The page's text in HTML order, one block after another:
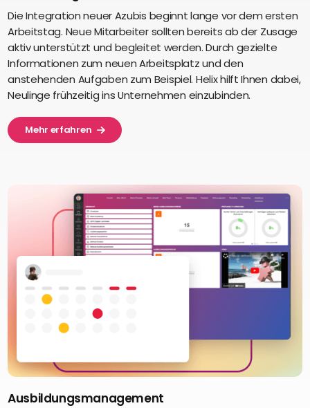
Die Integration neuer Azubis beginnt lange vor dem ersten
Arbeitstag. Neue Mitarbeiter sollten bereits ab der Zusage
aktiv unterstützt und begleitet werden. Durch gezielte
Informationen zum neuen Arbeitsplatz und den
anstehenden Aufgaben zum Beispiel. Helix hilft Ihnen dabei,
Neulinge frühzeitig ins Unternehmen einzubinden.
Mehr erfahren
Ausbildungsmanagement